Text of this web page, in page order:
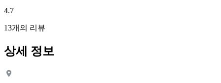
4.7
13개의 리뷰
상세 정보